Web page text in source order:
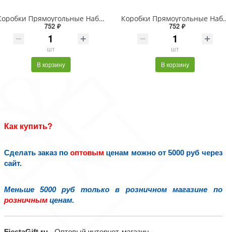
Коробки Прямоугольные Набор 1/3 29*21*9,5 с бантом "Goodluck" Серый 1/24
752 ₽
шт
В корзину
Коробки
752 ₽
шт
В корзину
Как купить?
Сделать заказ пооптовым ценам можно от 5000 руб через
сайт.
Меньше 5000 руб только в розничном магазине по
розничнымценам.